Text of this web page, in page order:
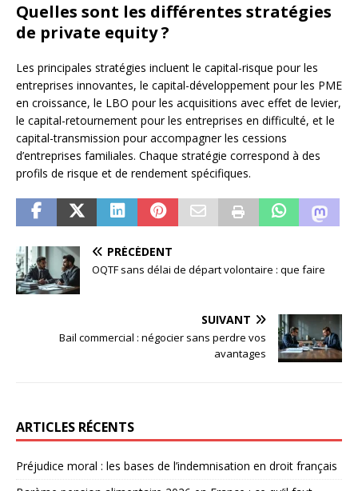
Quelles sont les différentes stratégies
de private equity ?
Les principales stratégies incluent le capital-risque pour les
entreprises innovantes, le capital-développement pour les PME
en croissance, le LBO pour les acquisitions avec effet de levier,
le capital-retournement pour les entreprises en difficulté, et le
capital-transmission pour accompagner les cessions
d’entreprises familiales. Chaque stratégie correspond à des
profils de risque et de rendement spécifiques.
PRÉCÉDENT
OQTF sans délai de départ volontaire : que faire
SUIVANT
Bail commercial : négocier sans perdre vos
avantages
ARTICLES RÉCENTS
Préjudice moral : les bases de l’indemnisation en droit français